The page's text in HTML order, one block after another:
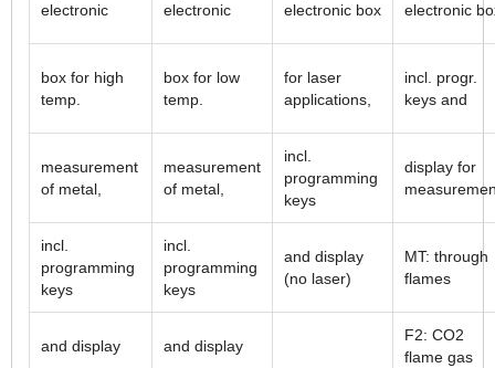
electronic
electronic
electronic box
electronic
box for high
temp.
box for low
temp.
for laser
applications,
incl. progr.
keys and
measurement
of metal,
measurement
of metal,
incl.
programming
keys
display for
incl.
programming
keys
incl.
programming
keys
and display
(no laser)
MT: through
flames
and display and display
F2: CO2
flame gas